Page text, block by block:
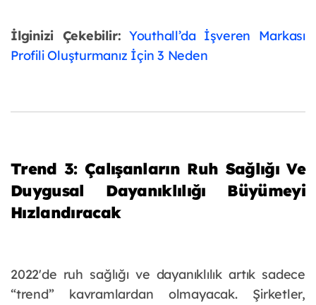
İlginizi Çekebilir: Youthall’da İşveren Markası
Profili Oluşturmanız İçin 3 Neden
Trend 3: Çalışanların Ruh Sağlığı Ve
Duygusal Dayanıklılığı Büyümeyi
Hızlandıracak
2022'de ruh sağlığı ve dayanıklılık artık sadece
“trend” kavramlardan olmayacak. Şirketler,